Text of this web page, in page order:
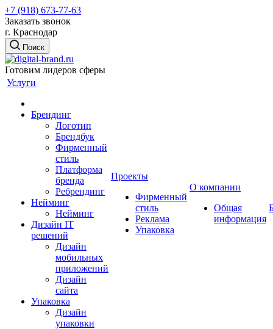
+7 (918) 673-77-63
Заказать звонок
г. Краснодар
Поиск
Готовим лидеров сферы
Услуги
Брендинг
Логотип
Брендбук
Фирменный
стиль
Платформа
бренда
Ребрендинг
Нейминг
Нейминг
Дизайн IT
решений
Дизайн
мобильных
приложений
Дизайн
сайта
Упаковка
Дизайн
упаковки
Проекты
Фирменный
стиль
Реклама
Упаковка
О компании
Общая
информация